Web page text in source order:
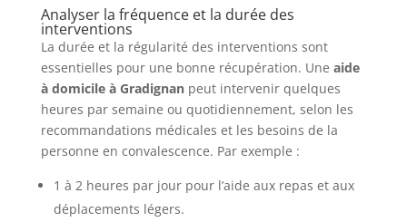
Analyser la fréquence et la durée des
interventions
La durée et la régularité des interventions sont
essentielles pour une bonne récupération. Une aide
à domicile à Gradignanpeut intervenir quelques
heures par semaine ou quotidiennement, selon les
recommandations médicales et les besoins de la
personne en convalescence. Par exemple :
1 à 2 heures par jour pour l’aide aux repas et aux
déplacements légers.